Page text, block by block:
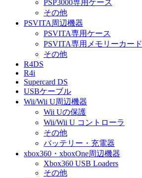
PSP3000専用ケース
その他
PSVITA周辺機器
PSVITA専用ケース
PSVITA専用メモリーカード
その他
R4DS
R4i
Supercard DS
USBケーブル
Wii/Wii U周辺機器
Wii Uの保護
Wii/Wii U コントローラ
その他
バッテリー・充電器
xbox360・xboxOne周辺機器
Xbox360 USB Loaders
その他